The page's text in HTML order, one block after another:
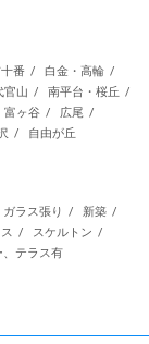
番
白金・高輪
官山
南平台・桜丘
富ヶ谷
広尾
自由が丘
ガラス張り
新築
スケルトン
テラス有